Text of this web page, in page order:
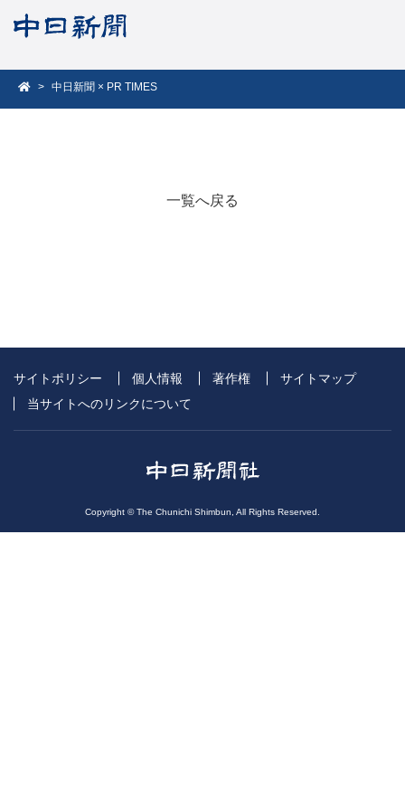
中日新聞 × PR TIMES
一覧へ戻る
サイトポリシー 個人情報 著作権
サイトマップ
当サイトへのリンクについて
Copyright © The Chunichi Shimbun, All Rights Reserved.